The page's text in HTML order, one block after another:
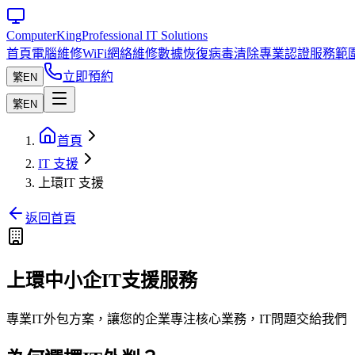
ComputerKingProfessional IT Solutions
首頁電腦維修WiFi網絡維修數據恢復病毒清除專業認證服務範
繁EN 立即預約
繁EN
首頁
IT 支援
上環IT 支援
返回首頁
上環中小企IT支援服務
專業IT外包方案，讓您的企業專注核心業務，IT問題交給我們